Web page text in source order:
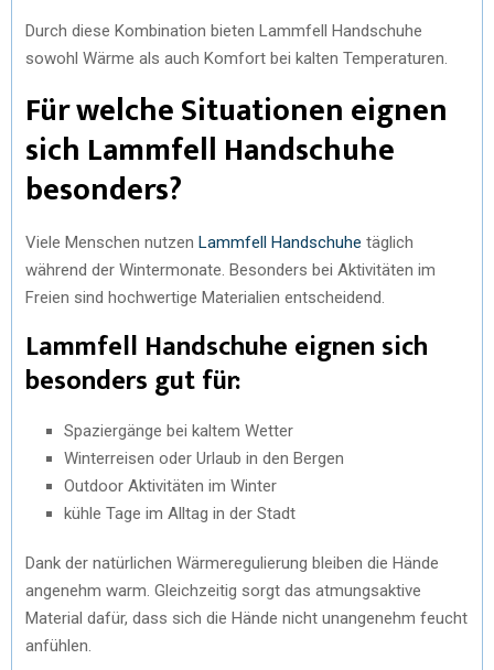
Durch diese Kombination bieten Lammfell Handschuhe
sowohl Wärme als auch Komfort bei kalten Temperaturen.
Für welche Situationen eignen
sich Lammfell Handschuhe
besonders?
Viele Menschen nutzen Lammfell Handschuhe täglich
während der Wintermonate. Besonders bei Aktivitäten im
Freien sind hochwertige Materialien entscheidend.
Lammfell Handschuhe eignen sich
besonders gut für:
Spaziergänge bei kaltem Wetter
Winterreisen oder Urlaub in den Bergen
Outdoor Aktivitäten im Winter
kühle Tage im Alltag in der Stadt
Dank der natürlichen Wärmeregulierung bleiben die Hände
angenehm warm. Gleichzeitig sorgt das atmungsaktive
Material dafür, dass sich die Hände nicht unangenehm feucht
anfühlen.